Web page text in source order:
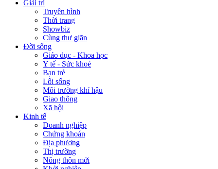
Giải trí
Truyền hình
Thời trang
Showbiz
Cùng thư giãn
Đời sống
Giáo dục - Khoa học
Y tế - Sức khoẻ
Bạn trẻ
Lối sống
Môi trường khí hậu
Giao thông
Xã hội
Kinh tế
Doanh nghiệp
Chứng khoán
Địa phương
Thị trường
Nông thôn mới